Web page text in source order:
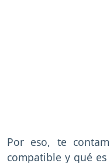
Por eso, te
compatible y qué